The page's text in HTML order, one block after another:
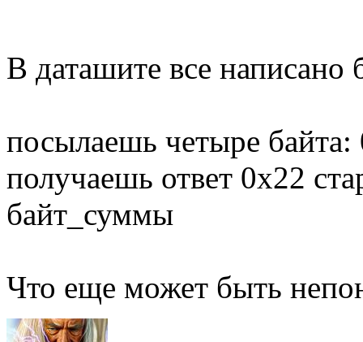
В даташите все написано
посылаешь четыре
получаешь ответ 0x22
байт_суммы
Что еще может быть